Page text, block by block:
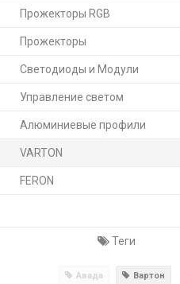
Прожекторы RGB
Прожекторы
Светодиоды и Модули
Управление светом
Алюминиевые профили
VARTON
FERON
Теги
Авада Вартон